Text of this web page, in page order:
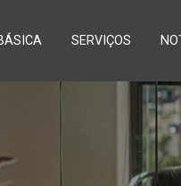
SERVIÇOS